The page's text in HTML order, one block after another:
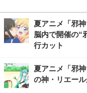
夏アニメ「邪
脳内で開催の“
行カット
夏アニメ「邪
の神・リエー